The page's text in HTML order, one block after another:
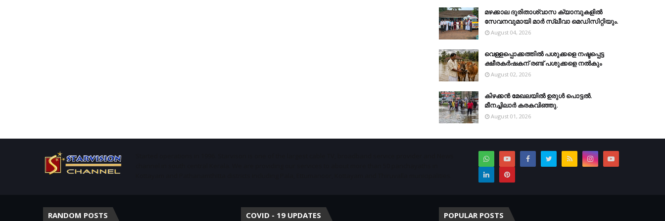
മഴക്കാല ദുരിതാശ്വാസ ക്യാമ്പുകളിൽ
സേവനവുമായി മാർ സ്ലീവാ മെഡിസിറ്റിയും.
August 04, 2026
വെള്ളപ്പൊക്കത്തില്‍ പശുക്കളെ നഷ്ടപ്പെട്ട
ക്ഷീരകര്‍ഷകന് രണ്ട് പശുക്കളെ നല്‍കും
August 02, 2026
കിഴക്കന്‍ മേഖലയില്‍ ഉരുള്‍ പൊട്ടല്‍.
മീനച്ചിലാര്‍ കരകവിഞ്ഞു.
August 01, 2026
RANDOM POSTS COVID - 19 UPDATES POPULAR POSTS